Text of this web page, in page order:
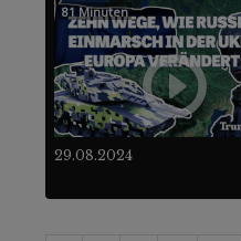
29.08.2024
81 Minuten